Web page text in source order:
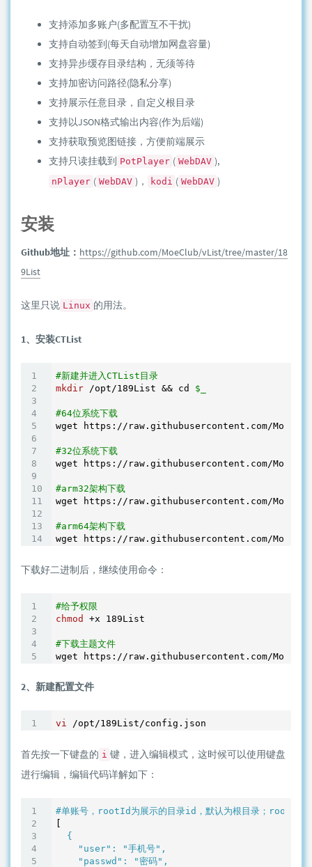
支持添加多账户(多配置互不干扰)
支持自动签到(每天自动增加网盘容量)
支持异步缓存目录结构，无须等待
支持加密访问路径(隐私分享)
支持展示任意目录，自定义根目录
支持以JSON格式输出内容(作为后端)
支持获取预览图链接，方便前端展示
支持只读挂载到 PotPlayer ( WebDAV ),
nPlayer ( WebDAV )， kodi ( WebDAV )
安装
Github地址： https://github.com/MoeClub/vList/tree/master/18
9List
这里只说 Linux 的用法。
1、安装CTList
#新建并进入CTList目录
mkdir /opt/189List && cd $_
#64位系统下载
wget https://raw.githubusercontent.com/
#32位系统下载
wget https://raw.githubusercontent.com/
#arm32架构下载
wget https://raw.githubusercontent.com/
#arm64架构下载
下载好二进制后，继续使用命令：
#给予权限
chmod
+x 189List
#下载主题文件
2、新建配置文件
vi
首先按一下键盘的 i 键，进入编辑模式，这时候可以使用键盘
进行编辑，编辑代码详解如下：
#单账号，rootId为展示的目录id，默认为根目录；
[
  {
"user" : "手机号" ,
"passwd" : "密码" ,